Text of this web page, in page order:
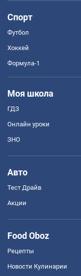
Спорт
Футбол
Хоккей
Формула-1
Моя школа
ГДЗ
Онлайн уроки
ЗНО
Авто
Тест Драйв
Акции
Food Oboz
Рецепты
Новости Кулинарии